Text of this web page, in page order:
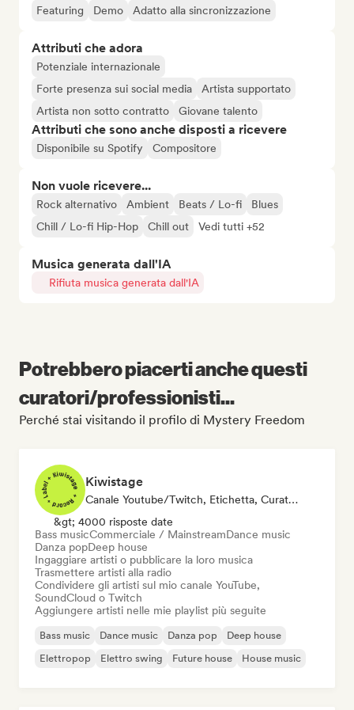
Featuring Demo Adatto alla sincronizzazione
Attributi che adora
Potenziale internazionale
Forte presenza sui social media
Artista supportato
Artista non sotto contratto
Giovane talento
Attributi che sono anche disposti a ricevere
Disponibile su Spotify Compositore
Non vuole ricevere...
Rock alternativo Ambient Beats / Lo-fi
Blues
Chill / Lo-fi Hip-Hop
Chill out Vedi tutti +52
Musica generata dall'IA
Rifiuta musica generata dall'IA
Potrebbero piacerti anche questi
curatori/professionisti...
Perché stai visitando il profilo di Mystery Freedom
Kiwistage
Canale Youtube/Twitch, Etichetta, Curatore Di Playlist, Stazione Radio
&gt; 4000 risposte date
Bass musicCommerciale / MainstreamDance music
Danza popDeep house
Ingaggiare artisti o pubblicare la loro musica
Trasmettere artisti alla radio
Condividere gli artisti sul mio canale YouTube,
SoundCloud o Twitch
Aggiungere artisti nelle mie playlist più seguite
Bass music Dance music Danza pop
Deep house
Elettropop
Elettro swing Future house House music